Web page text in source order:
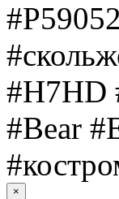
#H7HD
#Bear
×